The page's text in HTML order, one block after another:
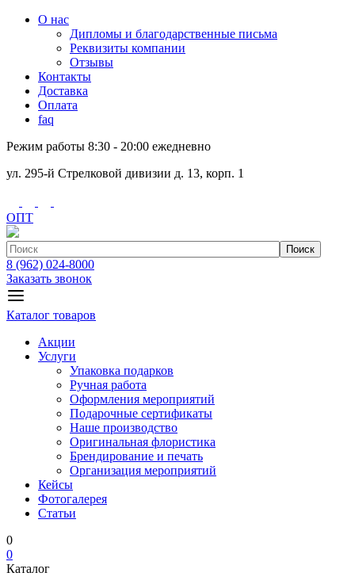
О нас
Дипломы и благодарственные письма
Реквизиты компании
Отзывы
Контакты
Доставка
Оплата
faq
Режим работы 8:30 - 20:00 ежедневно
ул. 295-й Стрелковой дивизии д. 13, корп. 1
ОПТ
Поиск
8 (962) 024-8000
Заказать звонок
Каталог товаров
Акции
Услуги
Упаковка подарков
Ручная работа
Оформления мероприятий
Подарочные сертификаты
Наше производство
Оригинальная флористика
Брендирование и печать
Организация мероприятий
Кейсы
Фотогалерея
Статьи
0
0
Каталог